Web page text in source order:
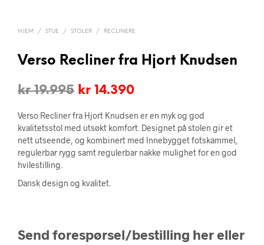
HJEM / STUE / STOLER / RECLINERE
Verso Recliner fra Hjort Knudsen
kr19.995 Opprinnelig
pris
var:
kr 19.995.
kr 14.390Nåværende
er:
kr 14.390.
Verso Recliner fra Hjort Knudsen er en myk og god
kvalitetsstol med utsøkt komfort. Designet på stolen gir et
nett utseende, og kombinert med Innebygget fotskammel,
regulerbar rygg samt regulerbar nakke mulighet for en god
hvilestilling.
Dansk design og kvalitet.
Send forespørsel/bestilling her eller